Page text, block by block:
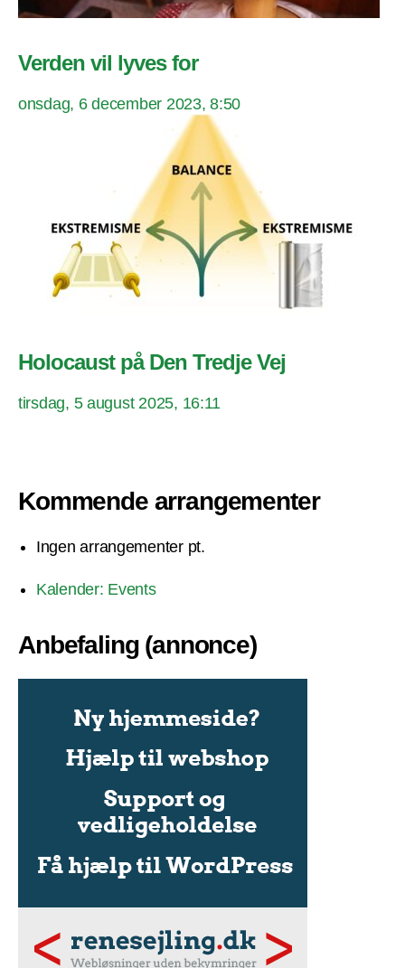
Verden vil lyves for
onsdag, 6 december 2023, 8:50
Holocaust på Den Tredje Vej
tirsdag, 5 august 2025, 16:11
Kommende arrangementer
Ingen arrangementer pt.
Kalender: Events
Anbefaling (annonce)